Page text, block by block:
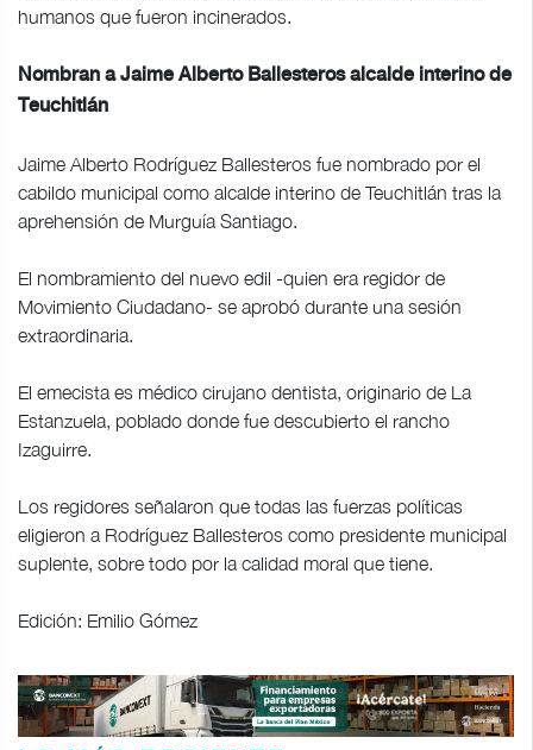
humanos que fueron incinerados.
Nombran a Jaime Alberto Ballesteros alcalde interino de
Teuchitlán
Jaime Alberto Rodríguez Ballesteros fue nombrado por el
cabildo municipal como alcalde interino de Teuchitlán tras la
aprehensión de Murguía Santiago.
El nombramiento del nuevo edil -quien era regidor de
Movimiento Ciudadano- se aprobó durante una sesión
extraordinaria.
El emecista es médico cirujano dentista, originario de La
Estanzuela, poblado donde fue descubierto el rancho
Izaguirre.
Los regidores señalaron que todas las fuerzas políticas
eligieron a Rodríguez Ballesteros como presidente municipal
suplente, sobre todo por la calidad moral que tiene.
Edición: Emilio Gómez